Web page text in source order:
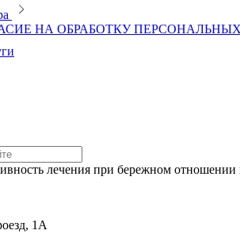
НА ОБРАБОТКУ
лечения при бережном
1А